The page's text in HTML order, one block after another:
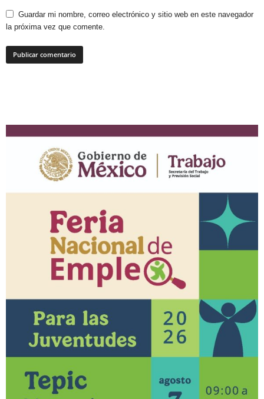
Guardar mi nombre, correo electrónico y sitio web en este navegador
la próxima vez que comente.